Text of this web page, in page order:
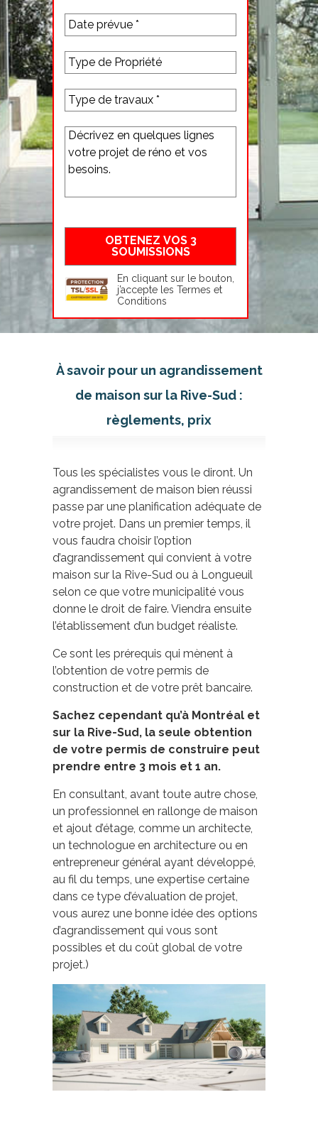
En cliquant sur le bouton,
j’accepte les Termes et
Conditions
À savoir pour un agrandissement
de maison sur la Rive-Sud :
règlements, prix
Tous les spécialistes vous le diront. Un
agrandissement de maison bien réussi
passe par une planification adéquate de
votre projet. Dans un premier temps, il
vous faudra choisir l’option
d’agrandissement qui convient à votre
maison sur la Rive-Sud ou à Longueuil
selon ce que votre municipalité vous
donne le droit de faire. Viendra ensuite
l’établissement d’un budget réaliste.
Ce sont les prérequis qui mènent à
l’obtention de votre permis de
construction et de votre prêt bancaire.
Sachez cependant qu’à Montréal et
sur la Rive-Sud, la seule obtention
de votre permis de construire peut
prendre entre 3 mois et 1 an.
En consultant, avant toute autre chose,
un professionnel en rallonge de maison
et ajout d’étage, comme un architecte,
un technologue en architecture ou en
entrepreneur général ayant développé,
au fil du temps, une expertise certaine
dans ce type d’évaluation de projet,
vous aurez une bonne idée des options
d’agrandissement qui vous sont
possibles et du coût global de votre
projet.)